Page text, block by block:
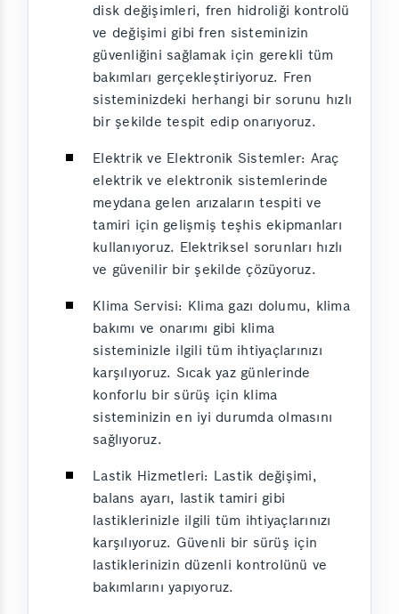
disk değişimleri, fren hidroliği kontrolü
ve değişimi gibi fren sisteminizin
güvenliğini sağlamak için gerekli tüm
bakımları gerçekleştiriyoruz. Fren
sisteminizdeki herhangi bir sorunu hızlı
bir şekilde tespit edip onarıyoruz.
Elektrik ve Elektronik Sistemler: Araç
elektrik ve elektronik sistemlerinde
meydana gelen arızaların tespiti ve
tamiri için gelişmiş teşhis ekipmanları
kullanıyoruz. Elektriksel sorunları hızlı
ve güvenilir bir şekilde çözüyoruz.
Klima Servisi: Klima gazı dolumu, klima
bakımı ve onarımı gibi klima
sisteminizle ilgili tüm ihtiyaçlarınızı
karşılıyoruz. Sıcak yaz günlerinde
konforlu bir sürüş için klima
sisteminizin en iyi durumda olmasını
sağlıyoruz.
Lastik Hizmetleri: Lastik değişimi,
balans ayarı, lastik tamiri gibi
lastiklerinizle ilgili tüm ihtiyaçlarınızı
karşılıyoruz. Güvenli bir sürüş için
lastiklerinizin düzenli kontrolünü ve
bakımlarını yapıyoruz.